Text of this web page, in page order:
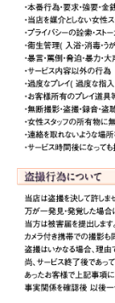
メ
ル
マ
ガ
登
録